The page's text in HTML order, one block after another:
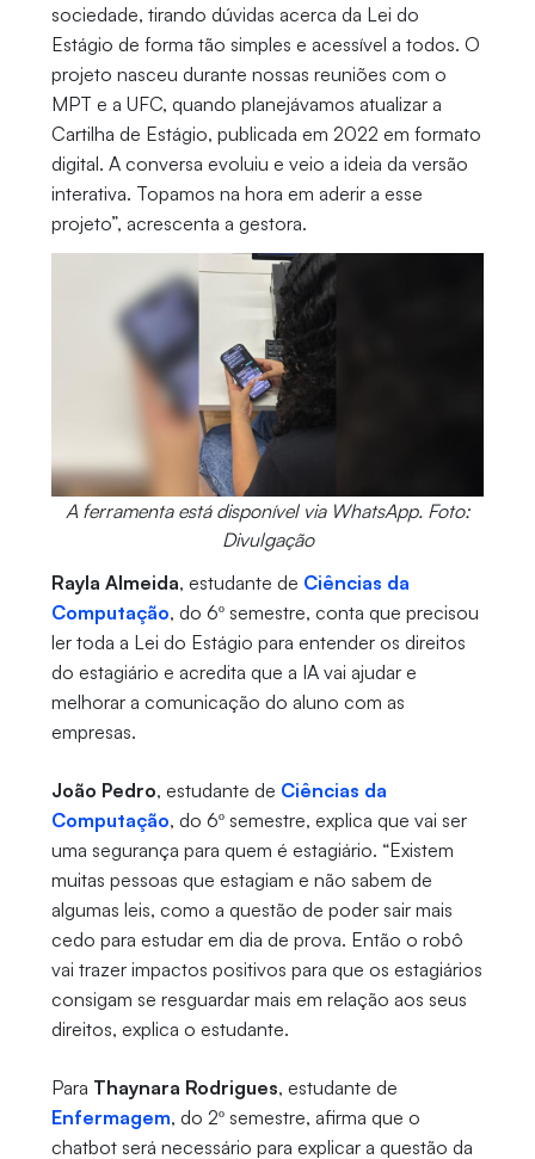
sociedade, tirando dúvidas acerca da Lei do
Estágio de forma tão simples e acessível a todos. O
projeto nasceu durante nossas reuniões com o
MPT e a UFC, quando planejávamos atualizar a
Cartilha de Estágio, publicada em 2022 em formato
digital. A conversa evoluiu e veio a ideia da versão
interativa. Topamos na hora em aderir a esse
projeto”, acrescenta a gestora.
A ferramenta está disponível via WhatsApp. Foto:
Divulgação
Rayla Almeida, estudante de Ciências da
Computação, do 6º semestre, conta que precisou
ler toda a Lei do Estágio para entender os direitos
do estagiário e acredita que a IA vai ajudar e
melhorar a comunicação do aluno com as
empresas.
João Pedro, estudante de Ciências da
Computação, do 6º semestre, explica que vai ser
uma segurança para quem é estagiário. “Existem
muitas pessoas que estagiam e não sabem de
algumas leis, como a questão de poder sair mais
cedo para estudar em dia de prova. Então o robô
vai trazer impactos positivos para que os estagiários
consigam se resguardar mais em relação aos seus
direitos, explica o estudante.
Para Thaynara Rodrigues, estudante de
Enfermagem, do 2º semestre, afirma que o
chatbot será necessário para explicar a questão da